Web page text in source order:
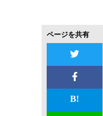
ページを共有